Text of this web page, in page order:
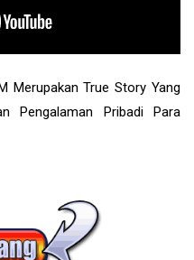
Merupakan True Story Yang
Pengalaman Pribadi Para